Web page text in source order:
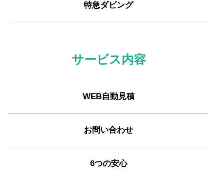
特急ダビング
サービス内容
WEB自動見積
お問い合わせ
6つの安心